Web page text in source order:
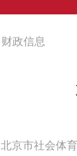
财政信息
北京市社会体